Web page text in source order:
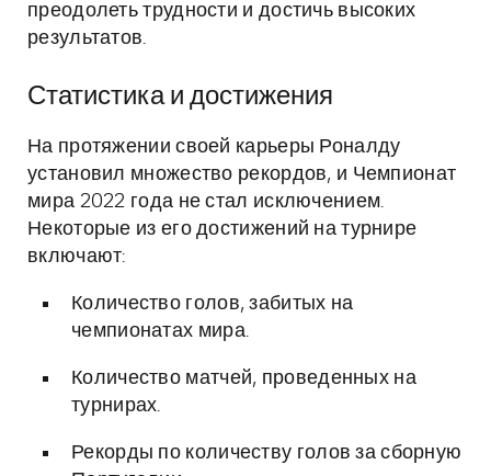
преодолеть трудности и достичь высоких
результатов.
Статистика и достижения
На протяжении своей карьеры Роналду
установил множество рекордов, и Чемпионат
мира 2022 года не стал исключением.
Некоторые из его достижений на турнире
включают:
Количество голов, забитых на
чемпионатах мира.
Количество матчей, проведенных на
турнирах.
Рекорды по количеству голов за сборную